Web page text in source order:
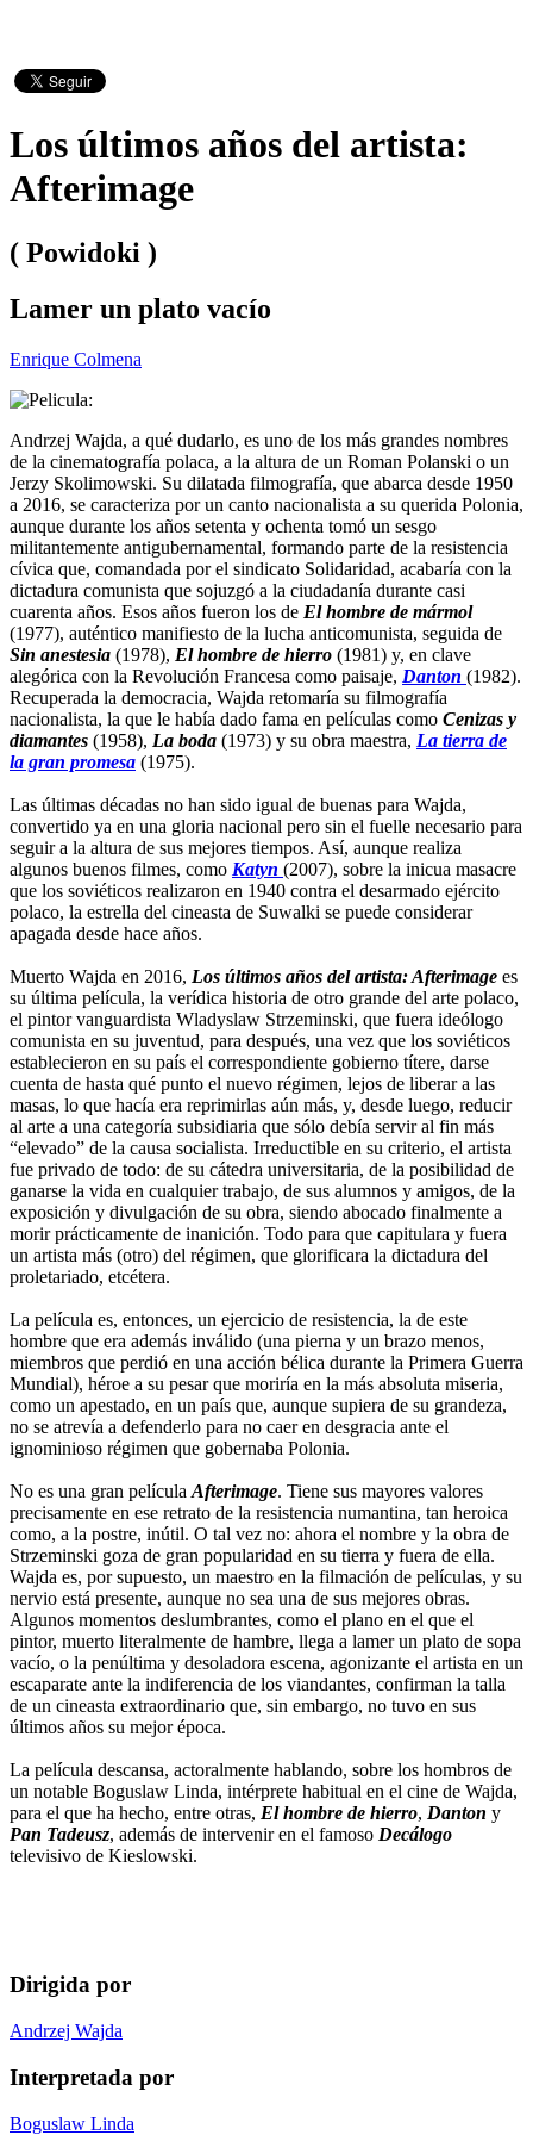
Los últimos años del artista:
Afterimage
( Powidoki )
Lamer un plato vacío
Enrique Colmena
Andrzej Wajda, a qué dudarlo, es uno de los más grandes nombres
de la cinematografía polaca, a la altura de un Roman Polanski o un
Jerzy Skolimowski. Su dilatada filmografía, que abarca desde 1950
a 2016, se caracteriza por un canto nacionalista a su querida Polonia,
aunque durante los años setenta y ochenta tomó un sesgo
militantemente antigubernamental, formando parte de la resistencia
cívica que, comandada por el sindicato Solidaridad, acabaría con la
dictadura comunista que sojuzgó a la ciudadanía durante casi
cuarenta años. Esos años fueron los de El hombre de mármol
(1977), auténtico manifiesto de la lucha anticomunista, seguida de
Sin anestesia (1978), El hombre de hierro (1981) y, en clave
alegórica con la Revolución Francesa como paisaje, Danton (1982).
Recuperada la democracia, Wajda retomaría su filmografía
nacionalista, la que le había dado fama en películas como Cenizas y
diamantes (1958), La boda (1973) y su obra maestra, La tierra de
la gran promesa (1975).
Las últimas décadas no han sido igual de buenas para Wajda,
convertido ya en una gloria nacional pero sin el fuelle necesario para
seguir a la altura de sus mejores tiempos. Así, aunque realiza
algunos buenos filmes, como Katyn (2007), sobre la inicua masacre
que los soviéticos realizaron en 1940 contra el desarmado ejército
polaco, la estrella del cineasta de Suwalki se puede considerar
apagada desde hace años.
Muerto Wajda en 2016, Los últimos años del artista: Afterimage es
su última película, la verídica historia de otro grande del arte polaco,
el pintor vanguardista Wladyslaw Strzeminski, que fuera ideólogo
comunista en su juventud, para después, una vez que los soviéticos
establecieron en su país el correspondiente gobierno títere, darse
cuenta de hasta qué punto el nuevo régimen, lejos de liberar a las
masas, lo que hacía era reprimirlas aún más, y, desde luego, reducir
al arte a una categoría subsidiaria que sólo debía servir al fin más
“elevado” de la causa socialista. Irreductible en su criterio, el artista
fue privado de todo: de su cátedra universitaria, de la posibilidad de
ganarse la vida en cualquier trabajo, de sus alumnos y amigos, de la
exposición y divulgación de su obra, siendo abocado finalmente a
morir prácticamente de inanición. Todo para que capitulara y fuera
un artista más (otro) del régimen, que glorificara la dictadura del
proletariado, etcétera.
La película es, entonces, un ejercicio de resistencia, la de este
hombre que era además inválido (una pierna y un brazo menos,
miembros que perdió en una acción bélica durante la Primera Guerra
Mundial), héroe a su pesar que moriría en la más absoluta miseria,
como un apestado, en un país que, aunque supiera de su grandeza,
no se atrevía a defenderlo para no caer en desgracia ante el
ignominioso régimen que gobernaba Polonia.
No es una gran película Afterimage. Tiene sus mayores valores
precisamente en ese retrato de la resistencia numantina, tan heroica
como, a la postre, inútil. O tal vez no: ahora el nombre y la obra de
Strzeminski goza de gran popularidad en su tierra y fuera de ella.
Wajda es, por supuesto, un maestro en la filmación de películas, y su
nervio está presente, aunque no sea una de sus mejores obras.
Algunos momentos deslumbrantes, como el plano en el que el
pintor, muerto literalmente de hambre, llega a lamer un plato de sopa
vacío, o la penúltima y desoladora escena, agonizante el artista en un
escaparate ante la indiferencia de los viandantes, confirman la talla
de un cineasta extraordinario que, sin embargo, no tuvo en sus
últimos años su mejor época.
La película descansa, actoralmente hablando, sobre los hombros de
un notable Boguslaw Linda, intérprete habitual en el cine de Wajda,
para el que ha hecho, entre otras, El hombre de hierro, Danton y
Pan Tadeusz, además de intervenir en el famoso Decálogo
televisivo de Kieslowski.
Dirigida por
Andrzej Wajda
Interpretada por
Boguslaw Linda